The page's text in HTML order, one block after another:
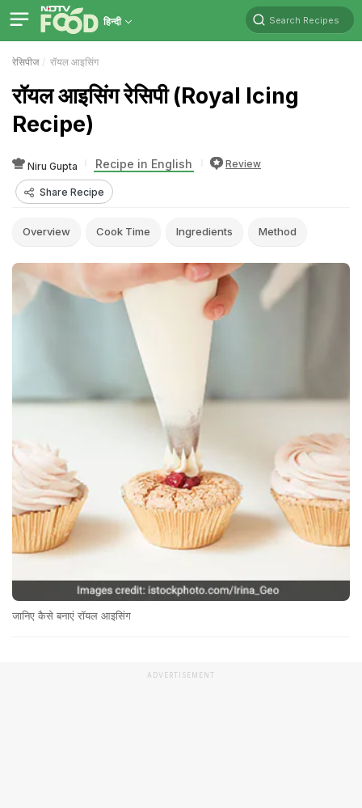
हिन्दी Search Recipes
रेसिपीज रॉयल आइसिंग
रॉयल आइसिंग रेसिपी (Royal Icing
Recipe)
Niru Gupta Recipe in English Review
Share Recipe
Overview Cook Time Ingredients Method
जानिए कैसे बनाएं रॉयल आइसिंग
ADVERTISEMENT